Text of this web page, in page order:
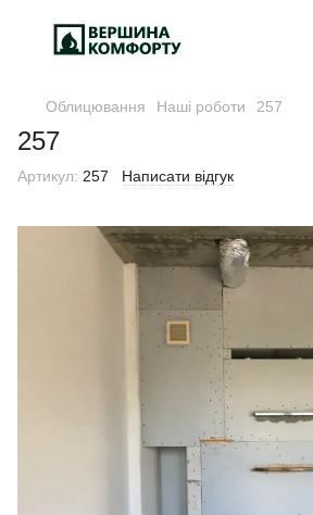
Облицювання Наші роботи 257
257
Артикул: 257 Написати відгук